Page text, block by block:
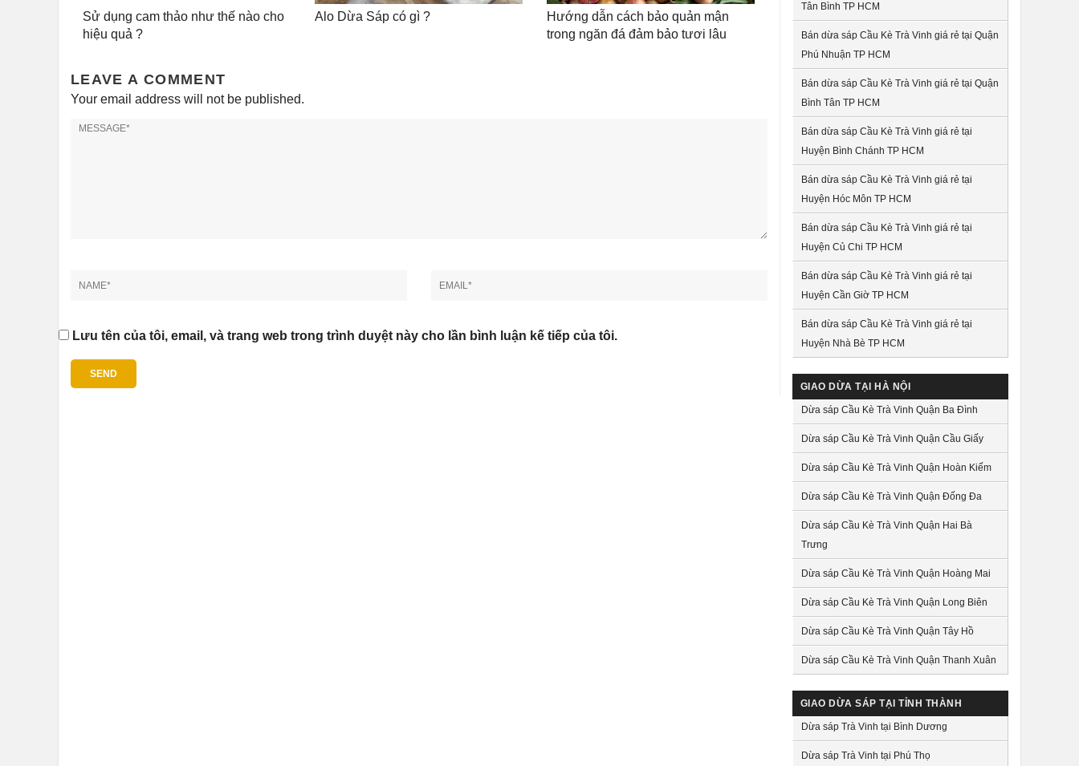
Sử dụng cam thảo như thế nào cho
hiệu quả ?
Alo Dừa Sáp có gì ?
Hướng dẫn cách bảo quản mận
trong ngăn đá đảm bảo tươi lâu
LEAVE A COMMENT
Your email address will not be published.
Lưu tên của tôi, email, và trang web trong trình duyệt này cho lần bình luận kế tiếp của tôi.
Tân Bình TP HCM
Bán dừa sáp Cầu Kè Trà Vinh giá rẻ tại Quận
Phú Nhuận TP HCM
Bán dừa sáp Cầu Kè Trà Vinh giá rẻ tại Quận
Bình Tân TP HCM
Bán dừa sáp Cầu Kè Trà Vinh giá rẻ tại
Huyện Bình Chánh TP HCM
Bán dừa sáp Cầu Kè Trà Vinh giá rẻ tại
Huyện Hóc Môn TP HCM
Bán dừa sáp Cầu Kè Trà Vinh giá rẻ tại
Huyện Củ Chi TP HCM
Bán dừa sáp Cầu Kè Trà Vinh giá rẻ tại
Huyện Cần Giờ TP HCM
Bán dừa sáp Cầu Kè Trà Vinh giá rẻ tại
Huyện Nhà Bè TP HCM
GIAO DỪA TẠI HÀ NỘI
Dừa sáp Cầu Kè Trà Vinh Quận Ba Đình
Dừa sáp Cầu Kè Trà Vinh Quận Cầu Giấy
Dừa sáp Cầu Kè Trà Vinh Quận Hoàn Kiếm
Dừa sáp Cầu Kè Trà Vinh Quận Đống Đa
Dừa sáp Cầu Kè Trà Vinh Quận Hai Bà
Trưng
Dừa sáp Cầu Kè Trà Vinh Quận Hoàng Mai
Dừa sáp Cầu Kè Trà Vinh Quận Long Biên
Dừa sáp Cầu Kè Trà Vinh Quận Tây Hồ
Dừa sáp Cầu Kè Trà Vinh Quận Thanh Xuân
GIAO DỪA SÁP TẠI TỈNH THÀNH
Dừa sáp Trà Vinh tại Bình Dương
Dừa sáp Trà Vinh tại Phú Thọ